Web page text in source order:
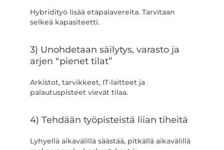
Hybridityö lisää etäpalavereita. Tarvitaan
selkeä kapasiteetti.
3) Unohdetaan säilytys, varasto ja
arjen “pienet tilat”
Arkistot, tarvikkeet, IT-laitteet ja
palautuspisteet vievät tilaa.
4) Tehdään työpisteistä liian tiheitä
Lyhyellä aikavälillä säästää, pitkällä aikavälillä